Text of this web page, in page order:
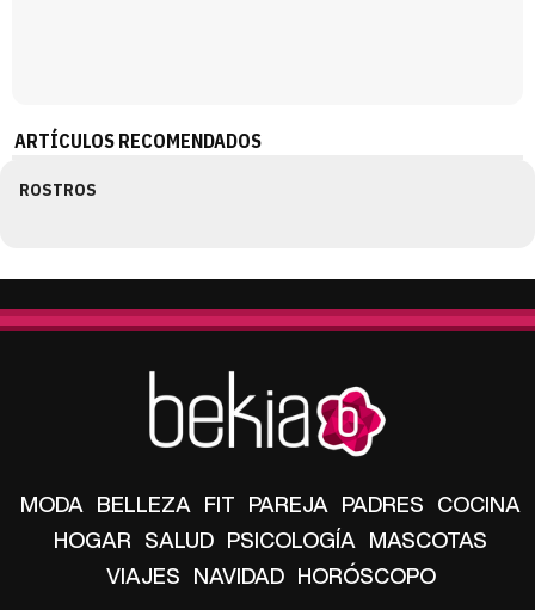
ARTÍCULOS RECOMENDADOS
ROSTROS
MODA BELLEZA FIT PAREJA PADRES COCINA
HOGAR SALUD PSICOLOGÍA MASCOTAS
VIAJES NAVIDAD HORÓSCOPO